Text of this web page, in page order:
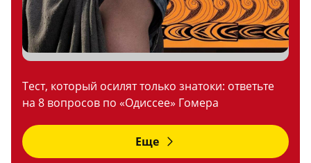
Тест, который осилят только знатоки: ответьте
на 8 вопросов по «Одиссее» Гомера
Еще